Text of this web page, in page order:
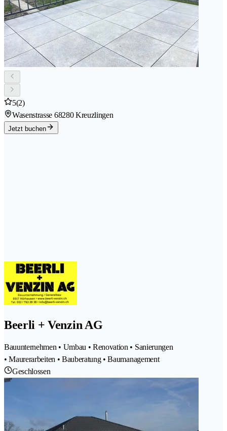
5(2)
Wasenstrasse 68280 Kreuzlingen
Jetzt buchen
Beerli + Venzin AG
Bauunternehmen • Umbau • Renovation • Sanierungen
• Maurerarbeiten • Bauberatung • Baumanagement
Geschlossen